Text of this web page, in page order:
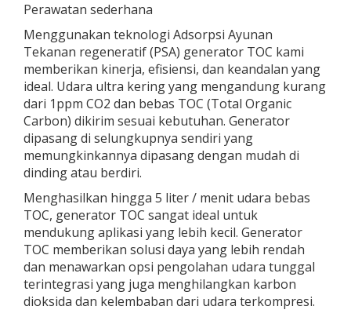
Perawatan sederhana
Menggunakan teknologi Adsorpsi Ayunan
Tekanan regeneratif (PSA) generator TOC kami
memberikan kinerja, efisiensi, dan keandalan yang
ideal. Udara ultra kering yang mengandung kurang
dari 1ppm CO2 dan bebas TOC (Total Organic
Carbon) dikirim sesuai kebutuhan. Generator
dipasang di selungkupnya sendiri yang
memungkinkannya dipasang dengan mudah di
dinding atau berdiri.
Menghasilkan hingga 5 liter / menit udara bebas
TOC, generator TOC sangat ideal untuk
mendukung aplikasi yang lebih kecil. Generator
TOC memberikan solusi daya yang lebih rendah
dan menawarkan opsi pengolahan udara tunggal
terintegrasi yang juga menghilangkan karbon
dioksida dan kelembaban dari udara terkompresi.